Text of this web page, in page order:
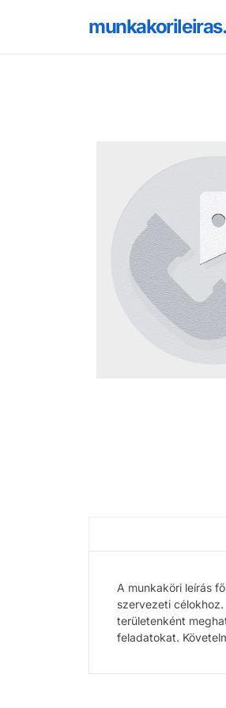
A munkaköri leírás
szervezeti
területenként
feladatokat.